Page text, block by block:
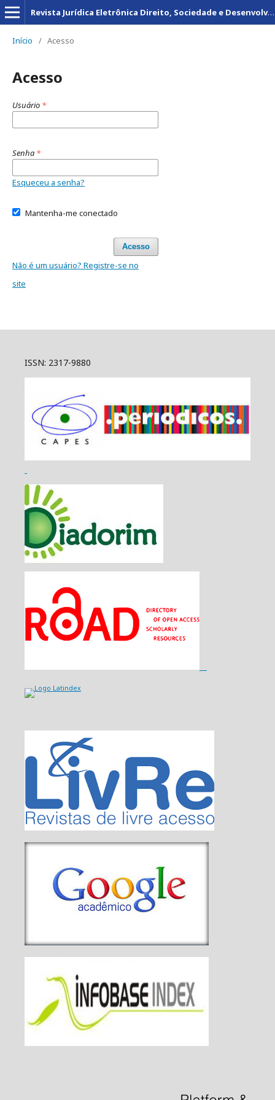
Revista Jurídica Eletrônica Direito, Sociedade e Desenvolvimento
Início / Acesso
Acesso
Usuário *
Senha *
Esqueceu a senha?
Mantenha-me conectado
Acesso
Não é um usuário? Registre-se no
site
ISSN: 2317-9880